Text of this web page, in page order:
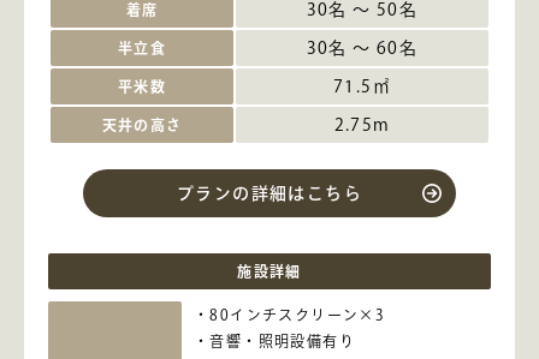
着席 30名 ～ 50名
半立食 30名 ～ 60名
平米数 71.5㎡
天井の高さ 2.75m
プランの詳細はこちら
施設詳細
80インチスクリーン×3
音響・照明設備有り